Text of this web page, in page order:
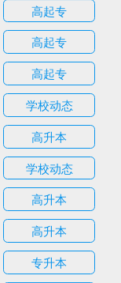
高起专
高起专
高起专
学校动态
高升本
学校动态
高升本
高升本
专升本